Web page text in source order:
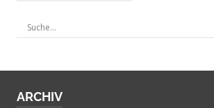
ARCHIV